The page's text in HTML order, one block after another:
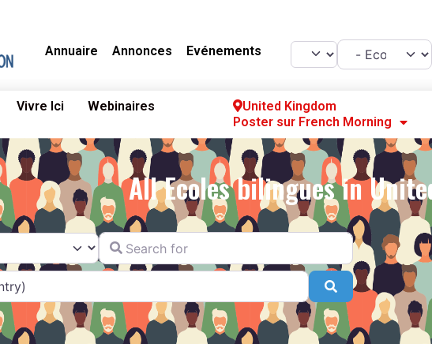
Annuaire Annonces Evénements Select search type
Catégorie
Vivre Ici Webinaires
United Kingdom
Poster sur French Morning
All Ecoles bilingues in
Search for
Search